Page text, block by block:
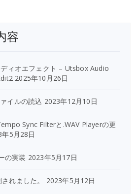
容
ィオエフェクト – Utsbox Audio
2025年10月26日
イルの読込 2023年12月10日
Sync Filterと.WAV Playerの更
年5月28日
の実装 2023年5月17日
れました。 2023年5月12日